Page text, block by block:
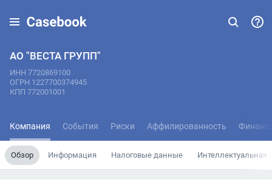
АО "ВЕСТА ГРУПП"
ИНН 7720869100
ОГРН 1227700374945
КПП 772001001
Компания События Риски Аффилированность
Обзор Информация Налоговые данные Интеллектуальная